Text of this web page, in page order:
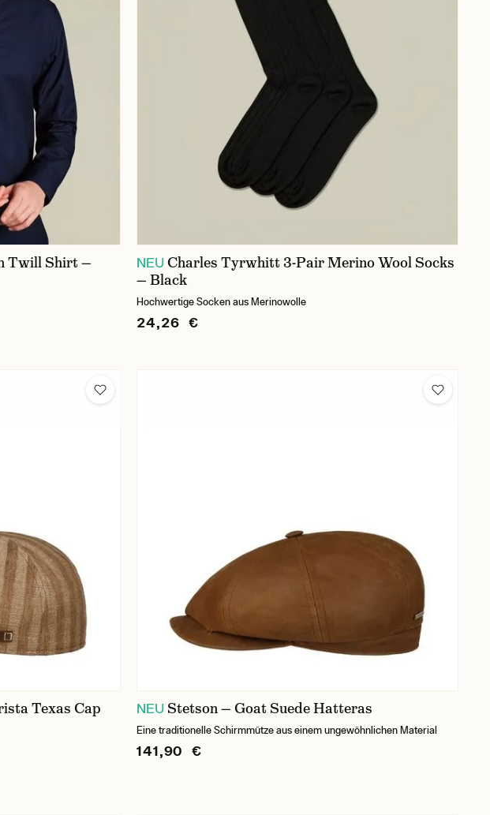
Twill Shirt —
NEUCharles Tyrwhitt 3-Pair Merino Wool Socks
— Black
Hochwertige Socken aus Merinowolle
24,26 €
Texas Cap NEU Stetson — Goat Suede Hatteras
Eine traditionelle Schirmmütze aus einem ungewöhnlichen Material
141,90 €